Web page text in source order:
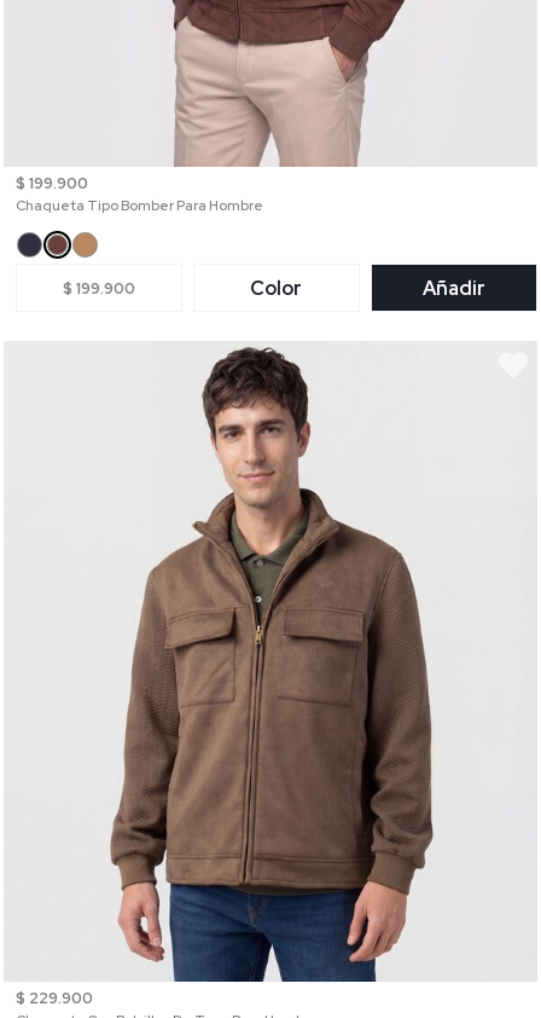
$ 199.900
Chaqueta Tipo Bomber Para Hombre
$ 199.900 Color Añadir
$ 229.900